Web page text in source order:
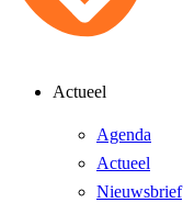
Actueel
Agenda
Actueel
Nieuwsbrief